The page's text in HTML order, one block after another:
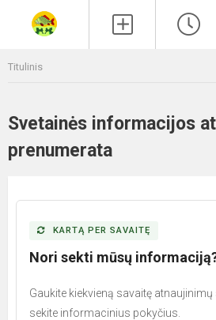
Titulinis
Svetainės informacijos
prenumerata
KARTĄ PER SAVAITĘ
Nori sekti mūsų
Gaukite kiekvieną savaitę
sekite informacinius pokyčius.